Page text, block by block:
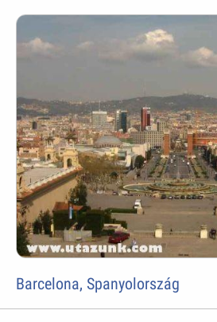
Barcelona, Spanyolország